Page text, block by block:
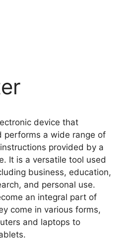
device that
performs a wide range of
provided by a
It is a versatile tool used
business, education,
and personal use.
an integral part of
come in various forms,
and laptops to